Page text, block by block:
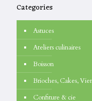
Categories
Astuces
Ateliers culinaires
Boisson
Brioches, Cakes,
Confiture & cie